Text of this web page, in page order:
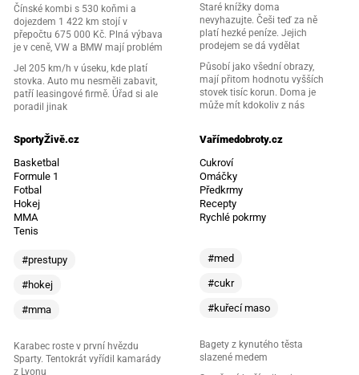
Čínské kombi s 530 koňmi a
dojezdem 1 422 km stojí v
přepočtu 675 000 Kč. Plná výbava
je v ceně, VW a BMW mají problém
Jel 205 km/h v úseku, kde platí
stovka. Auto mu nesměli zabavit,
patří leasingové firmě. Úřad si ale
poradil jinak
Staré knížky doma
nevyhazujte. Češi teď za ně
platí hezké peníze. Jejich
prodejem se dá vydělat
Působí jako všední obrazy,
mají přitom hodnotu vyšších
stovek tisíc korun. Doma je
může mít kdokoliv z nás
SportyŽivě.cz
Basketbal
Formule 1
Fotbal
Hokej
MMA
Tenis
#prestupy
#hokej
#mma
Karabec roste v první hvězdu
Sparty. Tentokrát vyřídil kamarády
z Lyonu
Vařímedobroty.cz
Cukroví
Omáčky
Předkrmy
Recepty
Rychlé pokrmy
#med
#cukr
#kuřecí maso
Bagety z kynutého těsta
slazené medem